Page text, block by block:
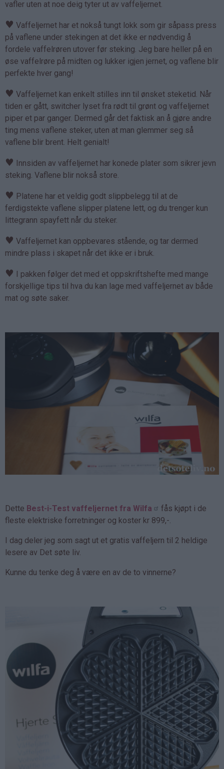
vafler uten at noe deig tyter ut av vaffeljernet.
♥ Vaffeljernet har et nokså tungt lokk som gir såpass press
på vaflene under stekingen at det ikke er nødvendig å
fordele vaffelrøren utover før steking. Jeg bare heller på en
øse vaffelrøre på midten og lukker igjen jernet, og vaflene blir
perfekte hver gang!
♥ Vaffeljernet kan enkelt stilles inn til ønsket steketid. Når
tiden er gått, switcher lyset fra rødt til grønt og vaffeljernet
piper et par ganger. Dermed går det faktisk an å gjøre andre
ting mens vaflene steker, uten at man glemmer seg så
vaflene blir brent. Helt genialt!
♥ Innsiden av vaffeljernet har konede plater som sikrer jevn
steking. Vaflene blir nokså store.
♥ Platene har et veldig godt slippbelegg til at de
ferdigstekte vaflene slipper platene lett, og du trenger kun
littegrann spayfett når du steker.
♥ Vaffeljernet kan oppbevares stående, og tar dermed
mindre plass i skapet når det ikke er i bruk.
♥ I pakken følger det med et oppskriftshefte med mange
forskjellige tips til hva du kan lage med vaffeljernet av både
mat og søte saker.
Dette Best-i-Test vaffeljernet fra Wilfa
fås kjøpt i de
fleste elektriske forretninger og koster kr 899,-.
I dag deler jeg som sagt ut et gratis vaffeljern til 2 heldige
lesere av Det søte liv.
Kunne du tenke deg å være en av de to vinnerne?